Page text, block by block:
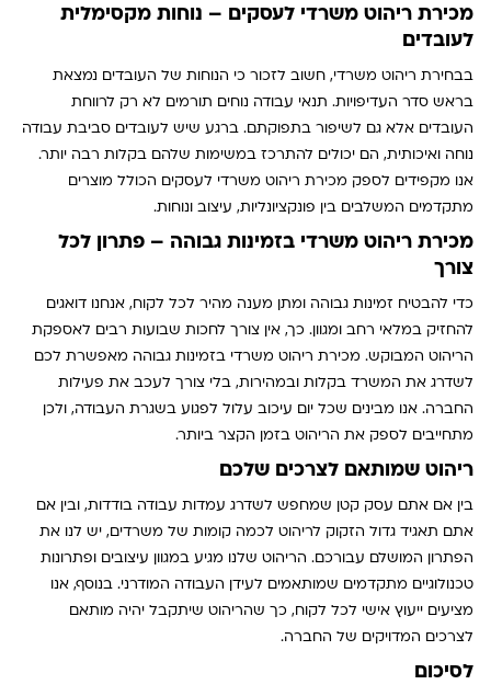
מכירת ריהוט משרדי לעסקים – נוחות מקסימלית
לעובדים
בבחירת ריהוט משרדי, חשוב לזכור כי הנוחות של העובדים נמצאת
בראש סדר העדיפויות. תנאי עבודה נוחים תורמים לא רק לרווחת
העובדים אלא גם לשיפור בתפוקתם. ברגע שיש לעובדים סביבת עבודה
נוחה ואיכותית, הם יכולים להתרכז במשימות שלהם בקלות רבה יותר.
אנו מקפידים לספק מכירת ריהוט משרדי לעסקים הכולל מוצרים
מתקדמים המשלבים בין פונקציונליות, עיצוב ונוחות.
מכירת ריהוט משרדי בזמינות גבוהה – פתרון לכל
צורך
כדי להבטיח זמינות גבוהה ומתן מענה מהיר לכל לקוח, אנחנו דואגים
להחזיק במלאי רחב ומגוון. כך, אין צורך לחכות שבועות רבים לאספקת
הריהוט המבוקש. מכירת ריהוט משרדי בזמינות גבוהה מאפשרת לכם
לשדרג את המשרד בקלות ובמהירות, בלי צורך לעכב את פעילות
החברה. אנו מבינים שכל יום עיכוב עלול לפגוע בשגרת העבודה, ולכן
מתחייבים לספק את הריהוט בזמן הקצר ביותר.
ריהוט שמותאם לצרכים שלכם
בין אם אתם עסק קטן שמחפש לשדרג עמדות עבודה בודדות, ובין אם
אתם תאגיד גדול הזקוק לריהוט לכמה קומות של משרדים, יש לנו את
הפתרון המושלם עבורכם. הריהוט שלנו מגיע במגוון עיצובים ופתרונות
טכנולוגיים מתקדמים שמותאמים לעידן העבודה המודרני. בנוסף, אנו
מציעים ייעוץ אישי לכל לקוח, כך שהריהוט שיתקבל יהיה מותאם
לצרכים המדויקים של החברה.
לסיכום